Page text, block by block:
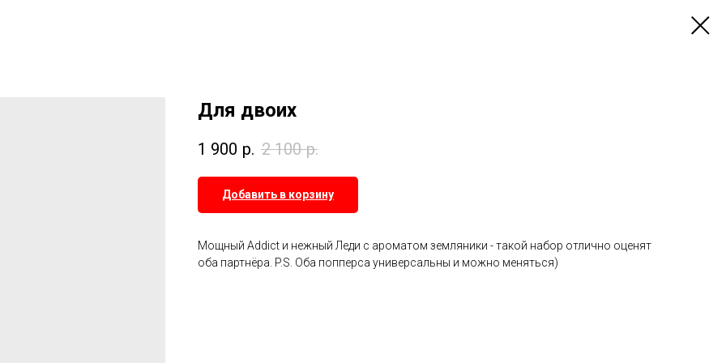
Для двоих
1 900 р. 2 100 р.
Добавить в корзину
Мощный Addict и нежный Леди с ароматом земляники - такой набор отлично оценят
оба партнёра. P.S. Оба попперса универсальны и можно меняться)